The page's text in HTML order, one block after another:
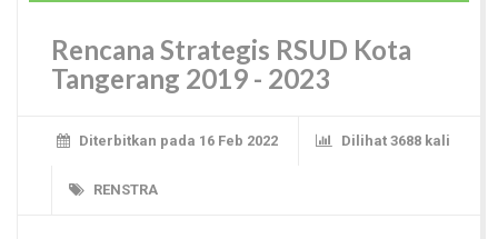
Rencana Strategis RSUD Kota
Tangerang 2019 - 2023
Diterbitkan pada 16 Feb 2022 Dilihat 3688 kali
RENSTRA